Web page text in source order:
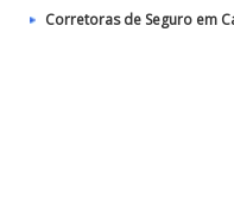
Corretoras de Seguro em